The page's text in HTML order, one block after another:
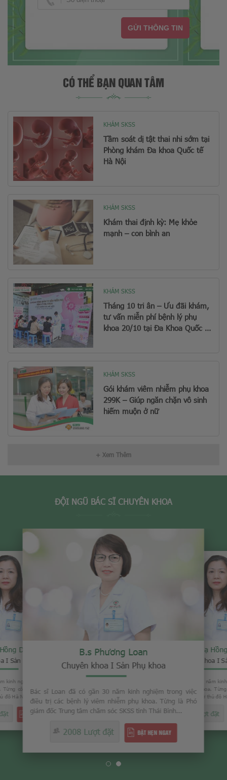
GỬI THÔNG TIN
CÓ THỂ BẠN QUAN TÂM
KHÁM SKSS
Tầm soát dị tật thai nhi sớm tại
Phòng khám Đa khoa Quốc tế
Hà Nội
KHÁM SKSS
Khám thai định kỳ: Mẹ khỏe
mạnh – con bình an
KHÁM SKSS
Tháng 10 tri ân – Ưu đãi khám,
tư vấn miễn phí bệnh lý phụ
khoa 20/10 tại Đa Khoa Quốc Tế
KHÁM SKSS
Gói khám viêm nhiễm phụ khoa
299K – Giúp ngăn chặn vô sinh
hiếm muộn ở nữ
+ Xem Thêm
ĐỘI NGŨ BÁC SĨ CHUYÊN KHOA
Loan
I Sản Phụ khoa
năm kinh nghiệm trong việc
phụ khoa. Từng là Phó
SKSS tỉnh Thái Bình...
ĐẶT HẸN NGAY
B.s Tạ Hồng Duyên
Chuyên khoa I Sản Phụ khoa
Bác sĩ Duyên đã có 30 năm kinh nghiệm điều trị các bệnh
lý viêm nhiễm phụ khoa. Từng công tác tại nhiều bệnh
viện chuyên khoa lớn ở thủ đô Hà Nội...
2103 Lượt đặt ĐẶT HẸN NGAY
B.s
Chuyên khoa I
Bác sĩ Loan đã có gần 30
điều trị các bệnh lý viêm
giám đốc Trung tâm chăm sóc
2008 Lượt đặt